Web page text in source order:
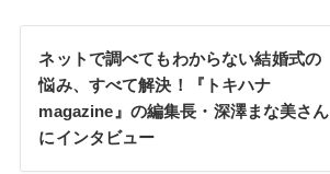
ネットで調べてもわからない結婚式の
悩み、すべて解決！『トキハナ
magazine』の編集長・深澤まな美さん
にインタビュー